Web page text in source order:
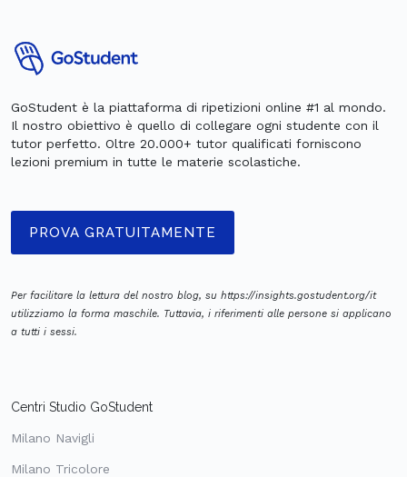
GoStudent è la piattaforma di ripetizioni online #1 al mondo.
Il nostro obiettivo è quello di collegare ogni studente con il
tutor perfetto. Oltre 20.000+ tutor qualificati forniscono
lezioni premium in tutte le materie scolastiche.
PROVA GRATUITAMENTE
Per facilitare la lettura del nostro blog, su https://insights.gostudent.org/it
utilizziamo la forma maschile. Tuttavia, i riferimenti alle persone si applicano
a tutti i sessi.
Centri Studio GoStudent
Milano Navigli
Milano Tricolore